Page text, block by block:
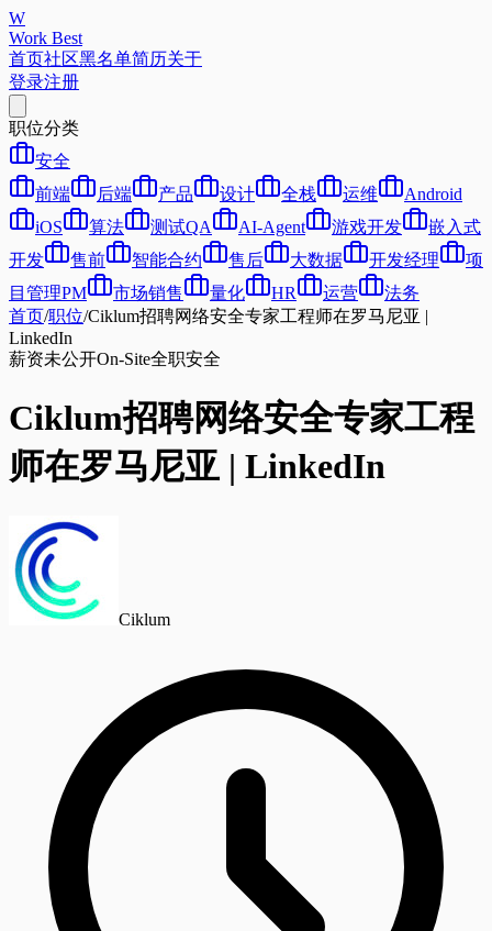
W
Work Best
首页社区黑名单简历关于
登录注册
职位分类
安全
前端
后端 产品 设计 全栈 运维
Android
iOS
算法 测试QA AI-Agent 游戏开发
嵌入式
开发
售前 智能合约 售后 大数据 开发经理
项
目管理PM
市场销售 量化 HR 运营
法务
首页/职位/Ciklum招聘网络安全专家工程师在罗马尼亚 |
LinkedIn
薪资未公开On-Site全职安全
Ciklum招聘网络安全专家工程
师在罗马尼亚 | LinkedIn
Ciklum